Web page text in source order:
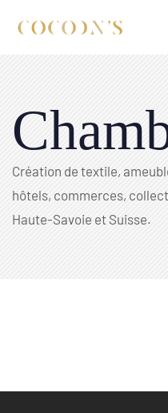
Création de textile,
hôtels, commerces,
Haute-Savoie et Suisse.